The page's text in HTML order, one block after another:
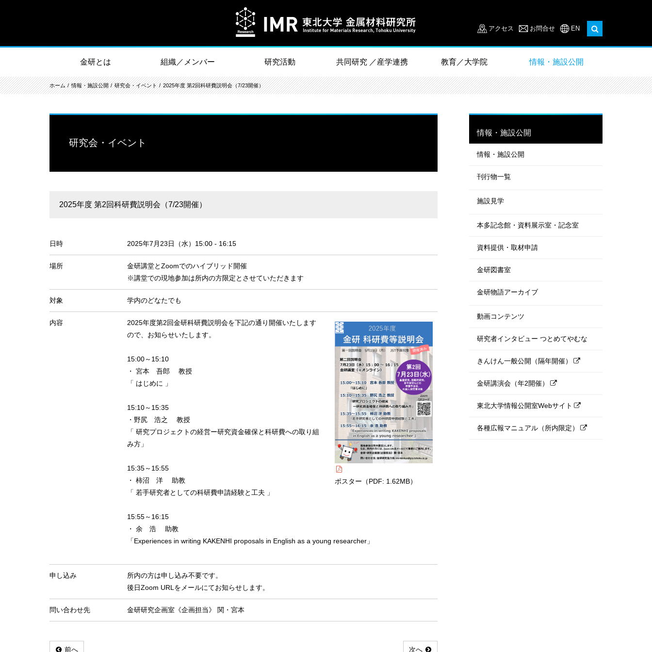
アクセス お問合せ EN
金研とは 組織／メンバー 研究活動 共同研究 ／産学連携 教育／大学院 情報・施設公開
ホーム 情報・施設公開 研究会・イベント 2025年度 第2回科研費説明会（7/23開催）
研究会・イベント
2025年度 第2回科研費説明会（7/23開催）
日時 2025年7月23日（水）15:00 - 16:15
場所
金研講堂とZoomでのハイブリッド開催
※講堂での現地参加は所内の方限定とさせていただきます
対象 学内のどなたでも
内容
ポスター（PDF: 1.62MB）
2025年度第2回金研科研費説明会を下記の通り開催いたします
ので、お知らせいたします。
15:00～15:10
・ 宮本 吾郎 教授
「 はじめに 」
15:10～15:35
・野尻 浩之 教授
「 研究プロジェクトの経営ー研究資金確保と科研費への取り組
み方」
15:35～15:55
・ 柿沼 洋 助教
「 若手研究者としての科研費申請経験と工夫 」
15:55～16:15
・ 余 浩 助教
「Experiences in writing KAKENHI proposals in English as a young researcher」
申し込み
所内の方は申し込み不要です。
後日Zoom URLをメールにてお知らせします。
問い合わせ先 金研研究企画室《企画担当》 関・宮本
前へ 次へ
情報・施設公開
情報・施設公開
刊行物一覧
施設見学
本多記念館・資料展示室・記念室
資料提供・取材申請
金研図書室
金研物語アーカイブ
動画コンテンツ
研究者インタビュー つとめてやむな
きんけん一般公開（隔年開催）
金研講演会（年2開催）
東北大学情報公開室Webサイト
各種広報マニュアル（所内限定）